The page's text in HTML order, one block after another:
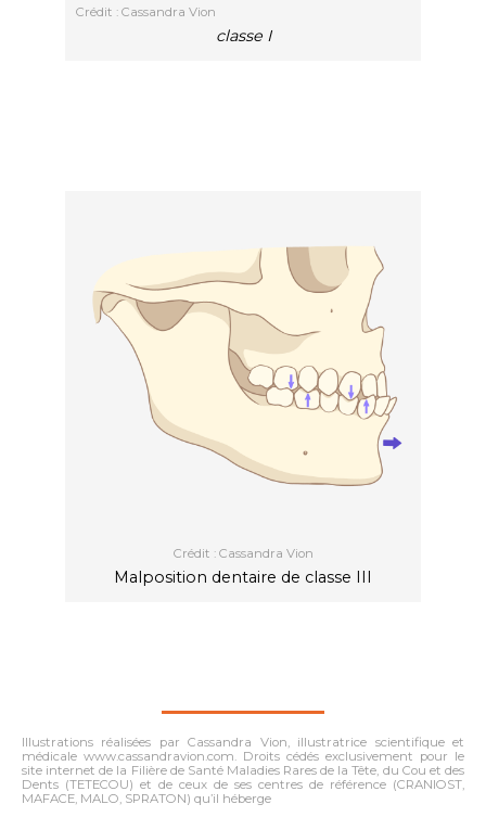
Crédit : Cassandra Vion
classe I
Crédit : Cassandra Vion
Malposition dentaire de classe III
Illustrations réalisées par Cassandra Vion, illustratrice scientifique et
médicale www.cassandravion.com. Droits cédés exclusivement pour le
site internet de la Filière de Santé Maladies Rares de la Tête, du Cou et des
Dents (TETECOU) et de ceux de ses centres de référence (CRANIOST,
MAFACE, MALO, SPRATON) qu’il héberge